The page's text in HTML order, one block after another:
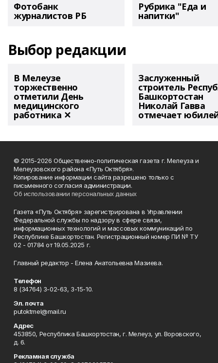
Фотобанк
журналистов РБ
Рубрика "Еда и
напитки"
Выбор редакции
В Мелеузе
торжественно
отметили День
медицинского
работника ✕
Заслуженный
строитель
Башкортостан
Николай Гавва
отмечает
© 2015-2026 Общественно-политическая газета г. Мелеуза и
Мелеузовского района «Путь Октября».
Копирование информации сайта разрешено только с
письменного согласия администрации.
Об использовании персональных данных
Газета «Путь Октября» зарегистрирована в Управлении
Федеральной службы по надзору в сфере связи,
информационных технологий и массовых коммуникаций по
Республике Башкортостан. Регистрационный номер ПИ № ТУ
02 - 01784 от 19.05.2025 г.
Главный редактор - Елена Анатольевна Мазиева.
Телефон
8 (34764) 3-02-63, 3-15-10.
Эл. почта
putoktmel@mail.ru
Адрес
453850, Республика Башкортостан, г. Мелеуз, ул. Воровского,
д. 6.
Рекламная служба